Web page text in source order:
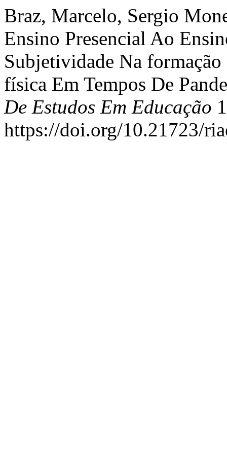
Braz, Marcelo, Sergio
Ensino Presencial Ao
Subjetividade Na formação
física Em Tempos De
De Estudos Em Educação
https://doi.org/10.21723/